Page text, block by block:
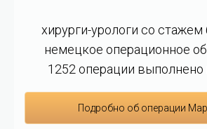
хирурги-урологи со стажем
немецкое операционное
1252 операции выполнено
Подробно об операции